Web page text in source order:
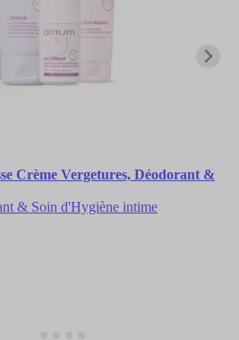
Crème Vergetures, Déodorant &
& Soin d'Hygiène intime